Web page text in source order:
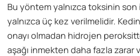
Bu yöntem yalnızca toksinin son
yalnızca üç kez verilmelidir.
onayı olmadan hidrojen
aşağı inmekten daha fazla